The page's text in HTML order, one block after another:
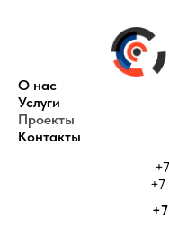
О нас
Услуги
Проекты
Контакты